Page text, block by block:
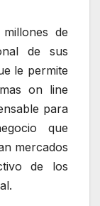
de
de sus
le permite
on line
para
que
mercados
de los